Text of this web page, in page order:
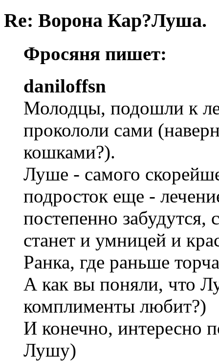
Re: Ворона Кар?Луша.
Фросяня пишет:
daniloffsn
Молодцы, подошли к
прокололи сами
кошками?).
Луше - самого
подросток еще -
постепенно забудутся,
станет и умницей и
Ранка, где раньше
А как вы поняли, что
комплименты любит?)
И конечно, интересно
Лушу)